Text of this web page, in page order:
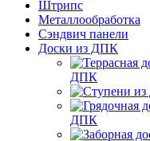
Штрипс
Металлообработка
Сэндвич панели
Доски из ДПК
ДПК
ДПК